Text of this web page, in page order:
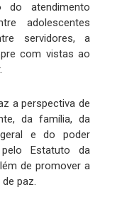
do atendimento
adolescentes
servidores, a
com vistas ao
a perspectiva de
da família, da
e do poder
Estatuto da
de promover a
paz.